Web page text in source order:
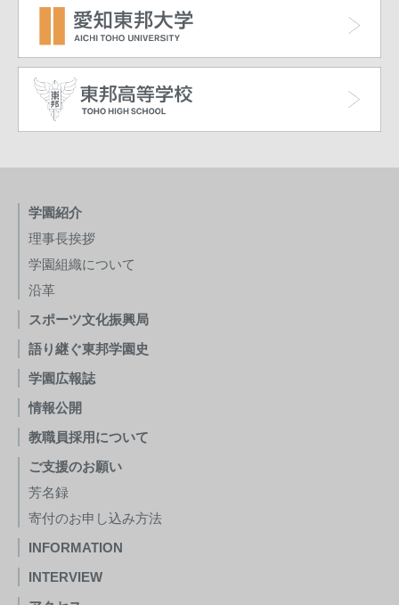
学園紹介
理事長挨拶
学園組織について
沿革
スポーツ文化振興局
語り継ぐ東邦学園史
学園広報誌
情報公開
教職員採用について
ご支援のお願い
芳名録
寄付のお申し込み方法
INFORMATION
INTERVIEW